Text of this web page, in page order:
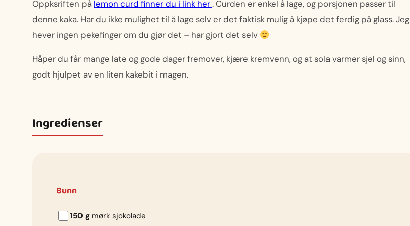
Oppksriften på lemon curd finner du i link her. Curden er enkel å lage, og porsjonen passer til
denne kaka. Har du ikke mulighet til å lage selv er det faktisk mulig å kjøpe det ferdig på glass. Jeg
hever ingen pekefinger om du gjør det – har gjort det selv
Håper du får mange late og gode dager fremover, kjære kremvenn, og at sola varmer sjel og sinn,
godt hjulpet av en liten kakebit i magen.
Ingredienser
Bunn
150 g mørk sjokolade